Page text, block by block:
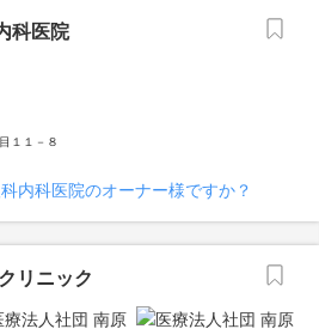
科医院
１１－８
内科医院のオーナー様ですか？
リニック